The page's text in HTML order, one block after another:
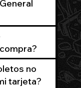
no
tarjeta?